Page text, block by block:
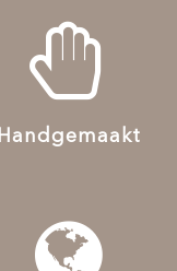
Handgemaakt